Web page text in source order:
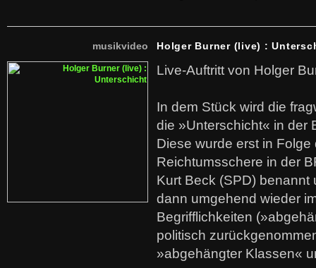
musikvideo Holger Burner (live) :
Live-Auftritt von Holger
In dem Stück wird die
die »Unterschicht« in der
Diese wurde erst in
Reichtumsschere in der
Kurt Beck (SPD)
dann umgehend wieder
Begrifflichkeiten
politisch
»abgehängter Klassen«